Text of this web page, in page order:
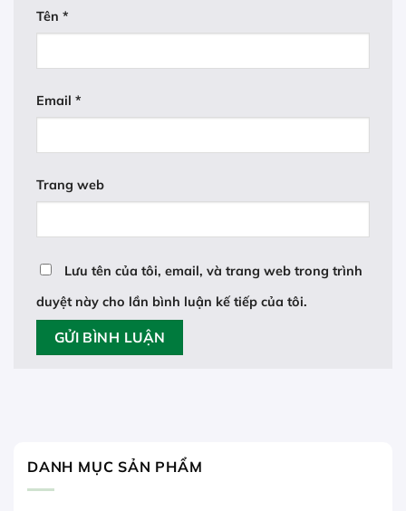
Tên *
Email *
Trang web
Lưu tên của tôi, email, và trang web trong trình
duyệt này cho lần bình luận kế tiếp của tôi.
DANH MỤC SẢN PHẨM